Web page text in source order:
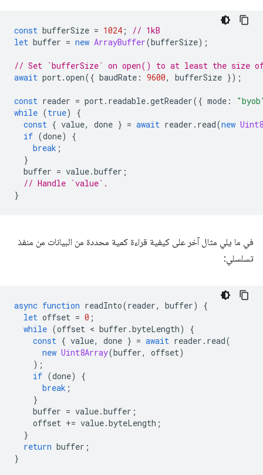
const bufferSize = 1024 ;
// 1kB
let buffer = new ArrayBuffer(bufferSize);
// Set `bufferSize` on open() to at least the size
await port.open({ baudRate : 9600, bufferSize });
const reader = port. readable.getReader({ mode :
while (true)
{
const { value, done } = await reader . read(new
if (done)
{
break ;
}
buffer = value.buffer ;
// Handle `value`.
}
في ما يلي مثال آخر على كيفية قراءة كمية محددة من البيانات من منفذ
تسلسلي:
async function readInto(reader, buffer)
{
let offset = 0 ;
while (offset < buffer .byteLength)
{
const { value, done } = await reader . read(
new Uint8Array(buffer, offset)
);
if (done)
{
break ;
}
buffer = value.buffer ;
offset += value.byteLength ;
}
return buffer ;
}